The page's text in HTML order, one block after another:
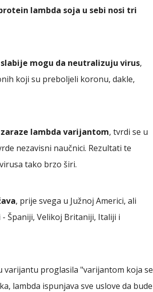
lambda soja u sebi nosi tri
mogu da neutralizuju virus,
koji su preboljeli koronu, dakle,
lambda varijantom, tvrdi se u
nezavisni naučnici. Rezultati te
tako brzo širi.
, prije svega u Južnoj Americi, ali
Španiji, Velikoj Britaniji, Italiji i
varijantu proglasila "varijantom koja se
lambda ispunjava sve uslove da bude